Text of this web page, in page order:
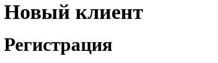
Новый клиент
Регистрация